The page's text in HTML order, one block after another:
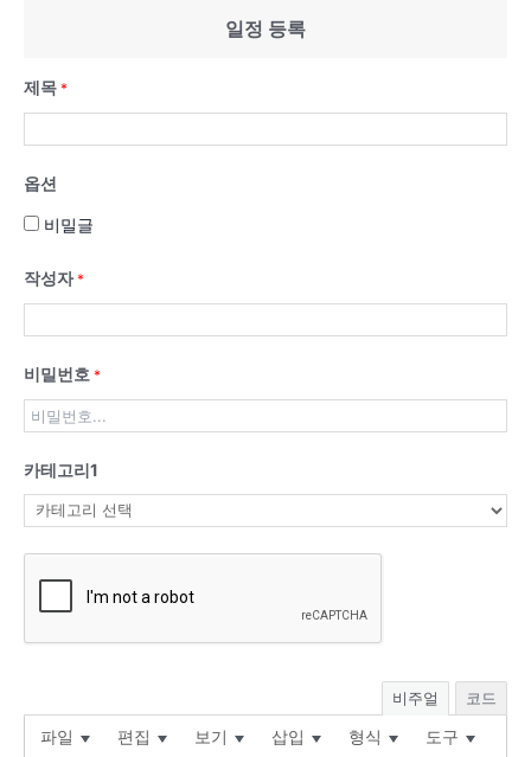
일정 등록
제목 *
옵션
비밀글
작성자 *
비밀번호 *
카테고리1
비주얼 코드
파일 편집 보기 삽입 형식 도구